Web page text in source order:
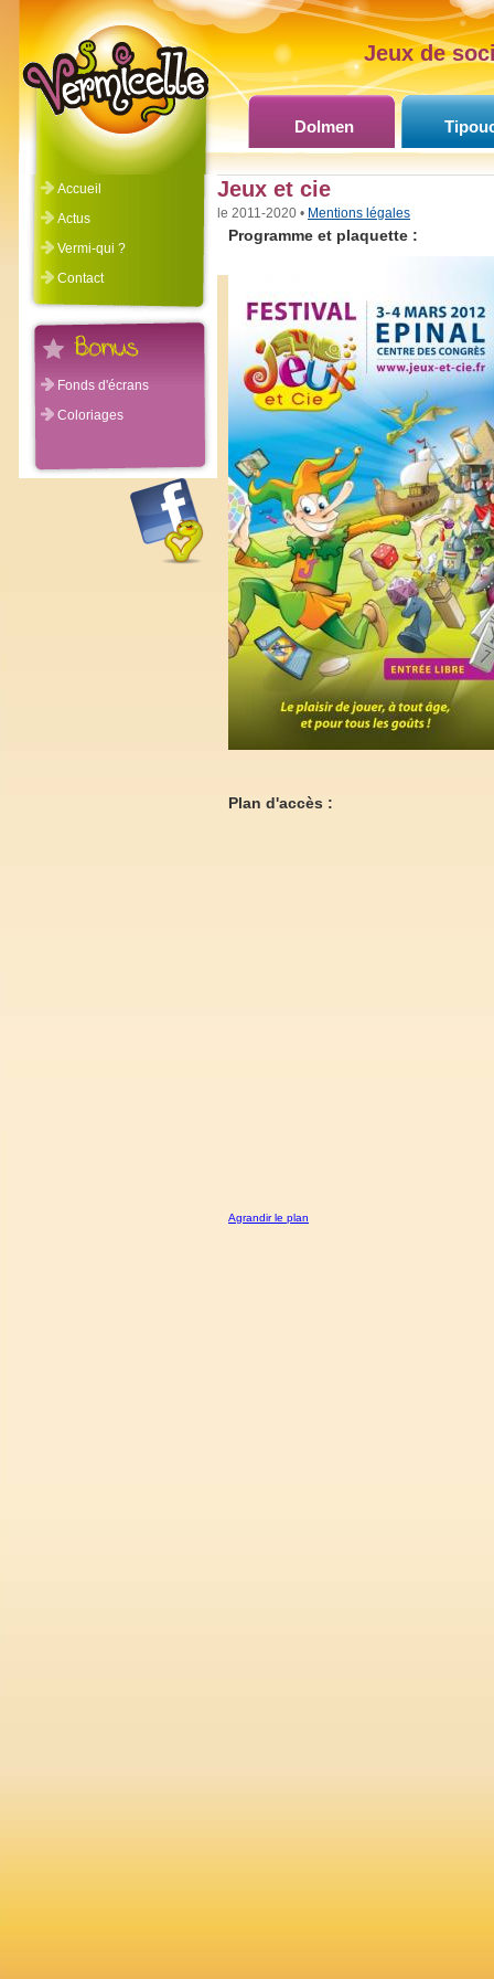
Jeux de
Dolmen
Jeux et cie
Programme et plaquette :
Plan d'accès :
Agrandir le plan
Accueil
Actus
Vermi-qui ?
Contact
Fonds d'écrans
Coloriages
©Vermicelle 2011-2020 • Mentions légales